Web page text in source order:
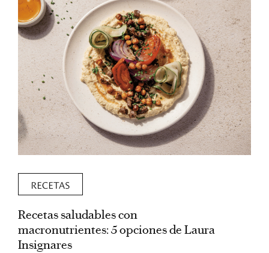
RECETAS
Recetas saludables con
macronutrientes: 5 opciones de Laura
Insignares